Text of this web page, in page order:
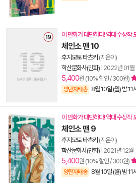
이 만화가 대단하다! 역대 수상작
체인소 맨 10
후지모토 타츠키 (지은이)
학산문화사(만화) 2022년 01월
5,400원 (10% 할인 / 300원)
양탄자배송 8월 10일 (월) 밤 11시
이 만화가 대단하다! 역대 수상작
체인소 맨 9
후지모토 타츠키 (지은이)
학산문화사(만화) 2021년 12월
5,400원 (10% 할인 / 300원)
양탄자배송 8월 10일 (월) 밤 11시